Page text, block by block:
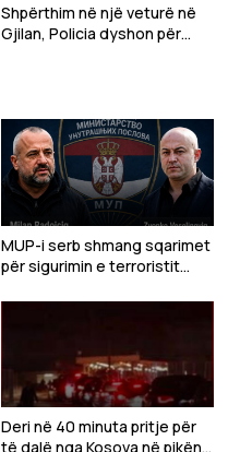
Shpërthim në një veturë në
Gjilan, Policia dyshon për
MUP-i serb shmang sqarimet
për sigurimin e terroristit
Deri në 40 minuta pritje për
të dalë nga Kosova në pikën